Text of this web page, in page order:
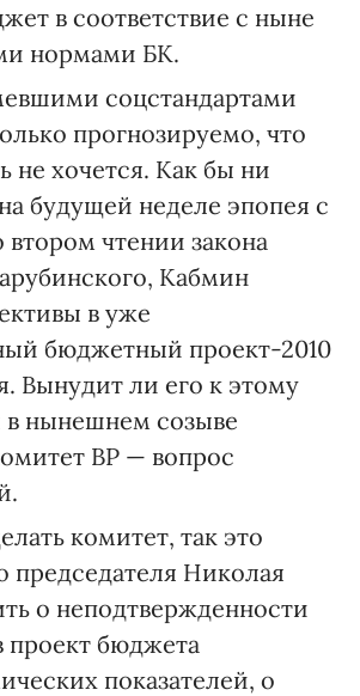
в соответствие с ныне
нормами БК.
соцстандартами
прогнозируемо, что
не хочется. Как бы ни
будущей неделе эпопея с
чтении закона
Кабмин
в уже
бюджетный проект-2010
Вынудит ли его к этому
нынешнем созыве
ВР — вопрос
комитет, так это
председателя Николая
о неподтвержденности
проект бюджета
показателей, о